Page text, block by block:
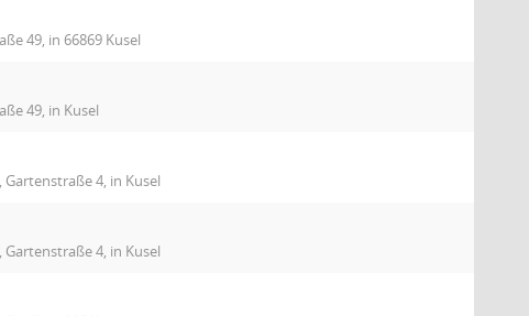
49, in 66869 Kusel
49, in Kusel
4, in Kusel
4, in Kusel